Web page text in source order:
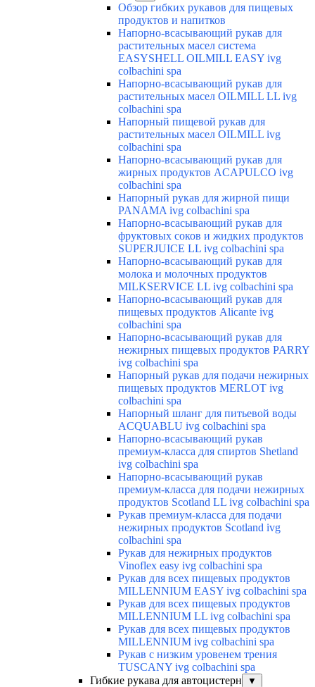
Обзор гибких рукавов для пищевых
продуктов и напитков
Напорно-всасывающий рукав для
растительных масел система
EASYSHELL OILMILL EASY ivg
colbachini spa
Напорно-всасывающий рукав для
растительных масел OILMILL LL ivg
colbachini spa
Напорный пищевой рукав для
растительных масел OILMILL ivg
colbachini spa
Напорно-всасывающий рукав для
жирных продуктов ACAPULCO ivg
colbachini spa
Напорный рукав для жирной пищи
PANAMA ivg colbachini spa
Напорно-всасывающий рукав для
фруктовых соков и жидких продуктов
SUPERJUICE LL ivg colbachini spa
Напорно-всасывающий рукав для
молока и молочных продуктов
MILKSERVICE LL ivg colbachini spa
Напорно-всасывающий рукав для
пищевых продуктов Alicante ivg
colbachini spa
Напорно-всасывающий рукав для
нежирных пищевых продуктов PARRY
ivg colbachini spa
Напорный рукав для подачи нежирных
пищевых продуктов MERLOT ivg
colbachini spa
Напорный шланг для питьевой воды
ACQUABLU ivg colbachini spa
Напорно-всасывающий рукав
премиум-класса для спиртов Shetland
ivg colbachini spa
Напорно-всасывающий рукав
премиум-класса для подачи нежирных
продуктов Scotland LL ivg colbachini spa
Рукав премиум-класса для подачи
нежирных продуктов Scotland ivg
colbachini spa
Рукав для нежирных продуктов
Vinoflex easy ivg colbachini spa
Рукав для всех пищевых продуктов
MILLENNIUM EASY ivg colbachini spa
Рукав для всех пищевых продуктов
MILLENNIUM LL ivg colbachini spa
Рукав для всех пищевых продуктов
MILLENNIUM ivg colbachini spa
Рукав с низким уровенем трения
TUSCANY ivg colbachini spa
Гибкие рукава для автоцистерн
▼